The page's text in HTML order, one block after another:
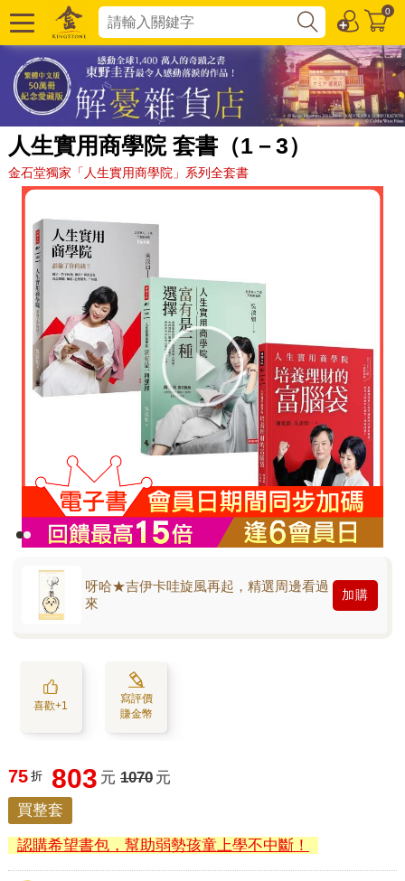
0
人生實用商學院 套書（1－3）
金石堂獨家「人生實用商學院」系列全套書
呀哈★吉伊卡哇旋風再起，精選周邊看過
來
加購
喜歡+1
寫評價
賺金幣
75 折 803 元 1070 元
買整套
認購希望書包，幫助弱勢孩童上學不中斷！